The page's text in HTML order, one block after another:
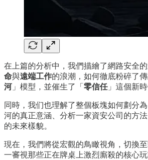
在上篇的分析中，我們描繪了網路安全
命與遠端工作的浪潮，如何徹底粉碎了傳
河」模型，並催生了「 零信任」這個新時
同時，我们也理解了整個板塊如何劃分為
河的真正意涵、分析一家資安公司的方
的未來樣貌。
現在，我們將從宏觀的鳥瞰視角，切換
一審視那些正在牌桌上激烈廝殺的核心玩